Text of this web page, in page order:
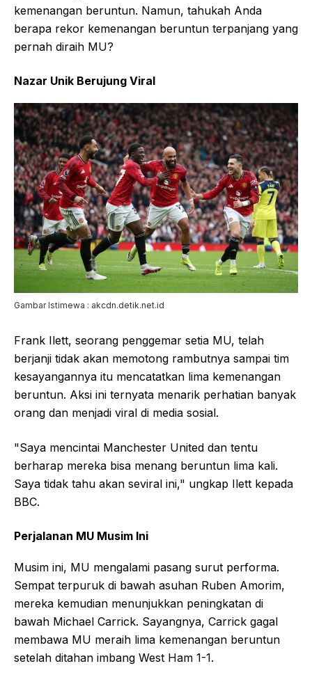
kemenangan beruntun. Namun, tahukah Anda
berapa rekor kemenangan beruntun terpanjang yang
pernah diraih MU?
Nazar Unik Berujung Viral
Gambar Istimewa : akcdn.detik.net.id
Frank Ilett, seorang penggemar setia MU, telah
berjanji tidak akan memotong rambutnya sampai tim
kesayangannya itu mencatatkan lima kemenangan
beruntun. Aksi ini ternyata menarik perhatian banyak
orang dan menjadi viral di media sosial.
"Saya mencintai Manchester United dan tentu
berharap mereka bisa menang beruntun lima kali.
Saya tidak tahu akan seviral ini," ungkap Ilett kepada
BBC.
Perjalanan MU Musim Ini
Musim ini, MU mengalami pasang surut performa.
Sempat terpuruk di bawah asuhan Ruben Amorim,
mereka kemudian menunjukkan peningkatan di
bawah Michael Carrick. Sayangnya, Carrick gagal
membawa MU meraih lima kemenangan beruntun
setelah ditahan imbang West Ham 1-1.